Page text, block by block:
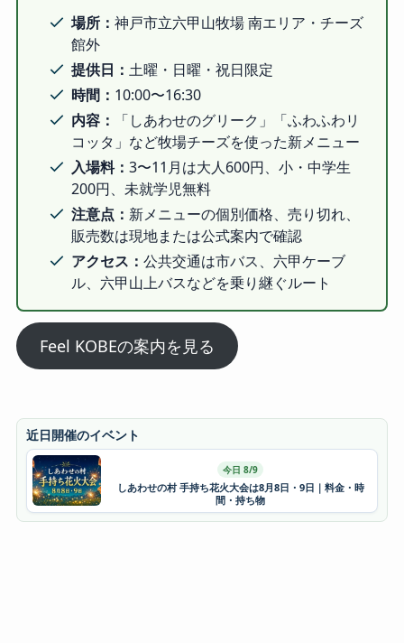
場所：神戸市立六甲山牧場 南エリア・チーズ
館外
提供日：土曜・日曜・祝日限定
時間： 10:00〜16:30
内容：
「しあわせのグリーク」「ふわふわリ
コッタ」など牧場チーズを使った新メニュー
入場料：3〜11月は大人600円、小・中学生
200円、未就学児無料
注意点： 新メニューの個別価格、売り切れ、
販売数は現地または公式案内で確認
アクセス：公共交通は市バス、六甲ケーブ
ル、六甲山上バスなどを乗り継ぐルート
Feel KOBEの案内を見る
近日開催のイベント
今日 8/9
しあわせの村 手持ち花火大会は8月8日・9日｜料金・時
間・持ち物